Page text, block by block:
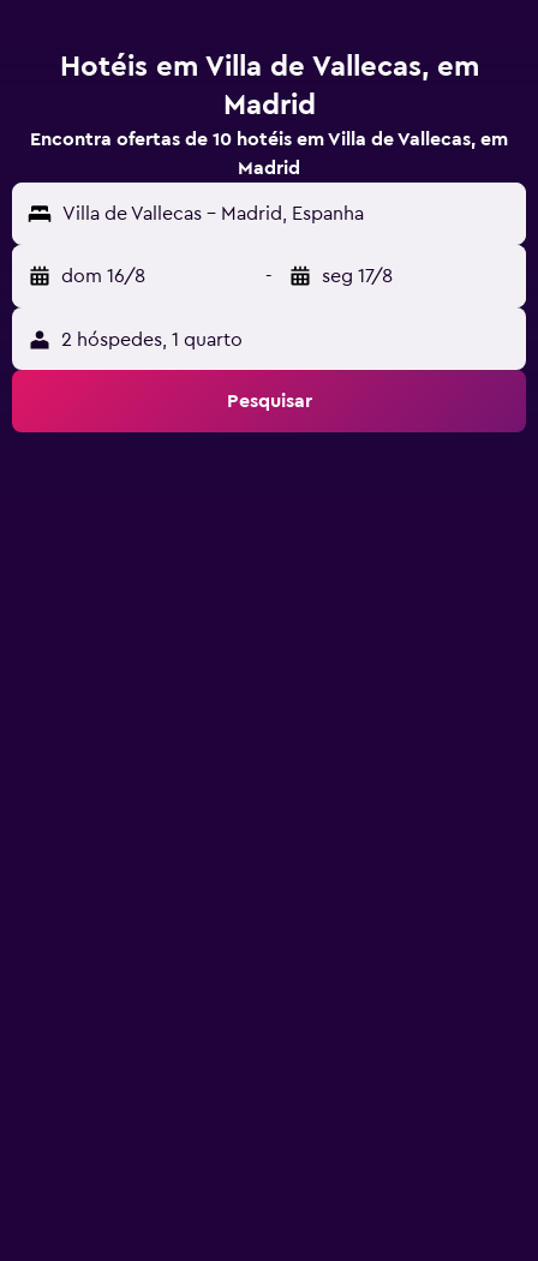
Hotéis em Villa de Vallecas, em
Madrid
Encontra ofertas de 10 hotéis em Villa de Vallecas, em
Madrid
Villa de Vallecas - Madrid, Espanha
dom 16/8 - seg 17/8
2 hóspedes, 1 quarto
Pesquisar